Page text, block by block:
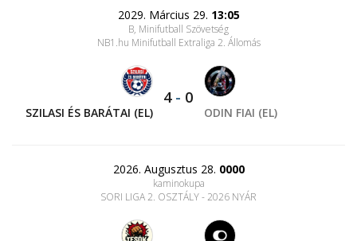
2029. Március 29. 13:05
B, Minifutball Szövetség
NB1.hu Minifutball Extraliga 2. Állomás
SZILASI ÉS BARÁTAI (EL)
4- 0
ODIN FIAI (EL)
2026. Augusztus 28. 0000
kaminokupa
SORI LIGA 2. OSZTÁLY - 2026 NYÁR